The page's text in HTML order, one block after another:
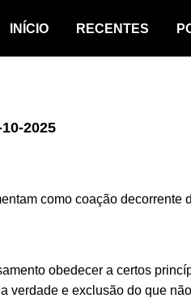
INÍCIO RECENTES
2025
como coação
obedecer a certos
verdade e exclusão do que